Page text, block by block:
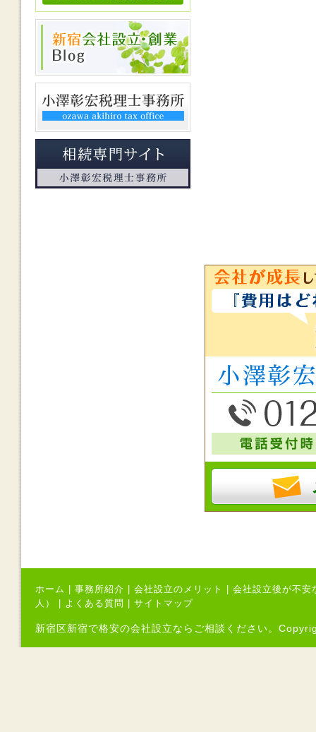
ホーム 事務所紹介 会社設立のメリット
会社設立後が不安
人）
よくある質問 サイトマップ
新宿区新宿で格安の会社設立ならご相談ください。